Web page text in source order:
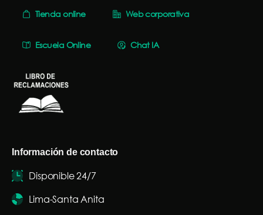
Tienda online Web corporativa
Escuela Online Chat IA
Información de contacto
Disponible 24/7
Lima-Santa Anita